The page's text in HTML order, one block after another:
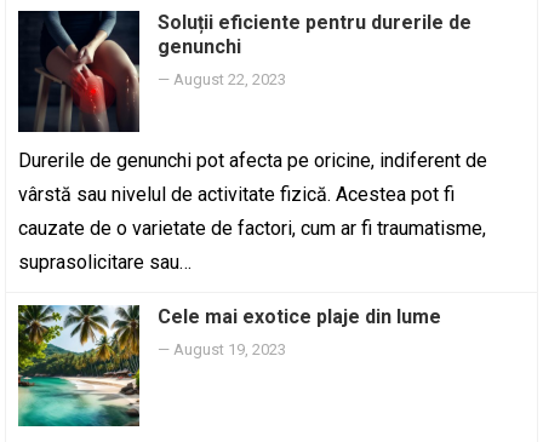
Soluții eficiente pentru durerile de
genunchi
—August 22, 2023
Durerile de genunchi pot afecta pe oricine, indiferent de
vârstă sau nivelul de activitate fizică. Acestea pot fi
cauzate de o varietate de factori, cum ar fi traumatisme,
suprasolicitare sau…
Cele mai exotice plaje din lume
—August 19, 2023